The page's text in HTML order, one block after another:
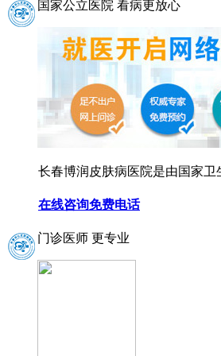
国家公立医院 看病更放心
长春博润皮肤病医院是由国家
在线咨询免费电话
门诊医师 更专业